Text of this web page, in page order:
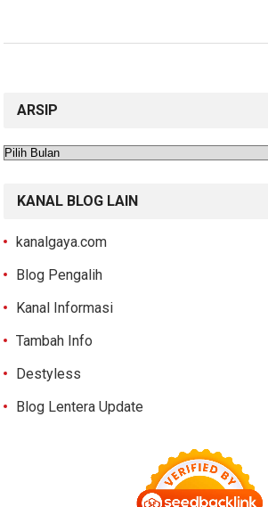
ARSIP
Arsip
KANAL BLOG LAIN
kanalgaya.com
Blog Pengalih
Kanal Informasi
Tambah Info
Destyless
Blog Lentera Update